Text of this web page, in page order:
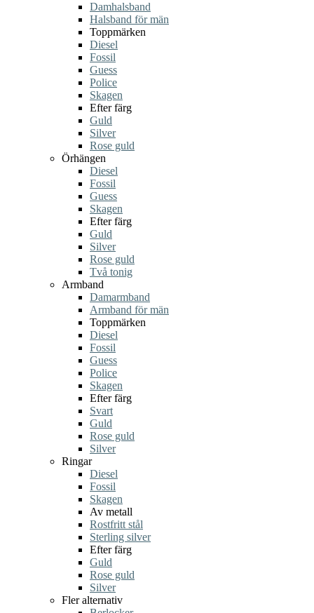
Damhalsband
Halsband för män
Toppmärken
Diesel
Fossil
Guess
Police
Skagen
Efter färg
Guld
Silver
Rose guld
Örhängen
Diesel
Fossil
Guess
Skagen
Efter färg
Guld
Silver
Rose guld
Två tonig
Armband
Damarmband
Armband för män
Toppmärken
Diesel
Fossil
Guess
Police
Skagen
Efter färg
Svart
Guld
Rose guld
Silver
Ringar
Diesel
Fossil
Skagen
Av metall
Rostfritt stål
Sterling silver
Efter färg
Guld
Rose guld
Silver
Fler alternativ